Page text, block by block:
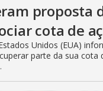
proposta
cota de
Unidos (EUA)
parte da sua cota